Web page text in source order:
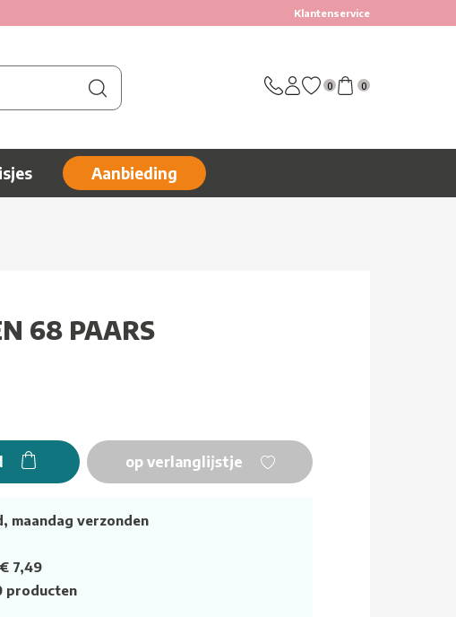
Klantenservice
0 0
Aanbieding
68 PAARS
op verlanglijstje
maandag verzonden
7,49
producten